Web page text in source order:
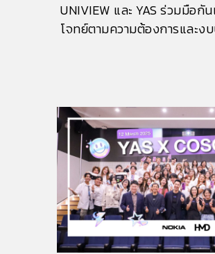
UNIVIEW และ YAS ร่วมมือ
โจทย์ตามความต้องการและ